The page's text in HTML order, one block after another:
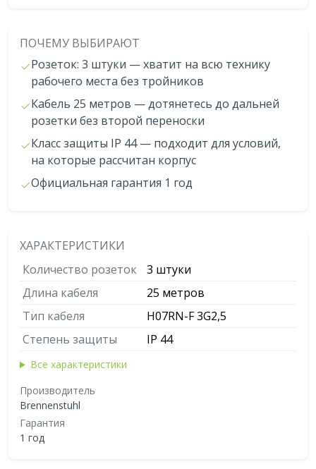
ПОЧЕМУ ВЫБИРАЮТ
Розеток: 3 штуки — хватит на всю технику
рабочего места без тройников
Кабель 25 метров — дотянетесь до дальней
розетки без второй переноски
Класс защиты IP 44 — подходит для условий,
на которые рассчитан корпус
Официальная гарантия 1 год
ХАРАКТЕРИСТИКИ
Количество розеток
3 штуки
Длина кабеля
25 метров
Тип кабеля
H07RN-F 3G2,5
Степень защиты
IP 44
Все характеристики
Производитель
Brennenstuhl
Гарантия
1 год